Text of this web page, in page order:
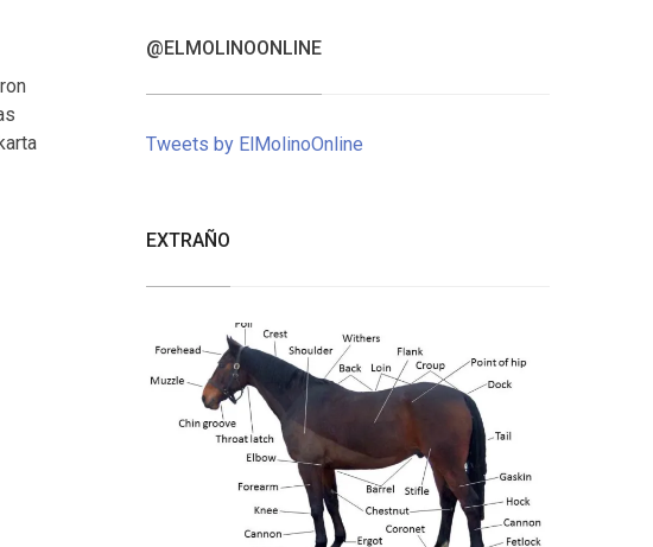
@ELMOLINOONLINE
Tweets by ElMolinoOnline
EXTRAÑO